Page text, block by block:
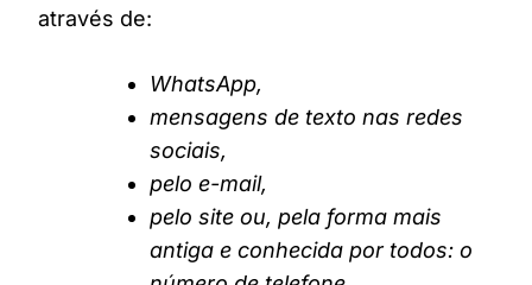
através de:
WhatsApp,
mensagens de texto nas redes
sociais,
pelo e-mail,
pelo site ou, pela forma mais
antiga e conhecida por todos: o